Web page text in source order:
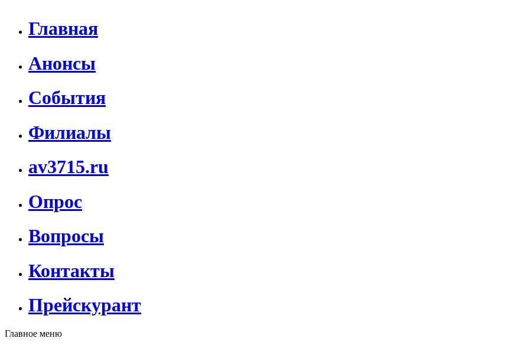
Главная
Анонсы
События
Филиалы
av3715.ru
Опрос
Вопросы
Контакты
Прейскурант
Главное меню